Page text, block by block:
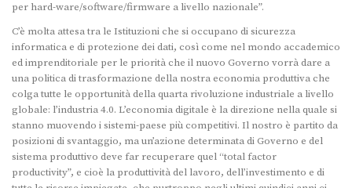
per hard-ware/software/firmware a livello nazionale”.
C’è molta attesa tra le Istituzioni che si occupano di sicurezza
informatica e di protezione dei dati, così come nel mondo accademico
ed imprenditoriale per le priorità che il nuovo Governo vorrà dare a
una politica di trasformazione della nostra economia produttiva che
colga tutte le opportunità della quarta rivoluzione industriale a livello
globale: l’industria 4.0. L’economia digitale è la direzione nella quale si
stanno muovendo i sistemi-paese più competitivi. Il nostro è partito da
posizioni di svantaggio, ma un’azione determinata di Governo e del
sistema produttivo deve far recuperare quel “total factor
productivity”, e cioè la produttività del lavoro, dell’investimento e di